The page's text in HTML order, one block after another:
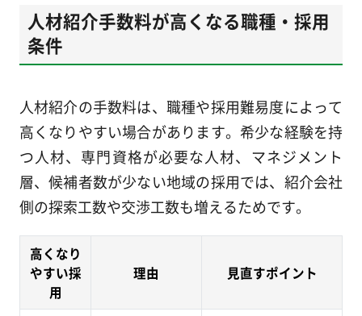
人材紹介手数料が高くなる職種・採用
条件
人材紹介の手数料は、職種や採用難易度によって
高くなりやすい場合があります。希少な経験を持
つ人材、専門資格が必要な人材、マネジメント
層、候補者数が少ない地域の採用では、紹介会社
側の探索工数や交渉工数も増えるためです。
高くなり
やすい採
用
理由 見直すポイント